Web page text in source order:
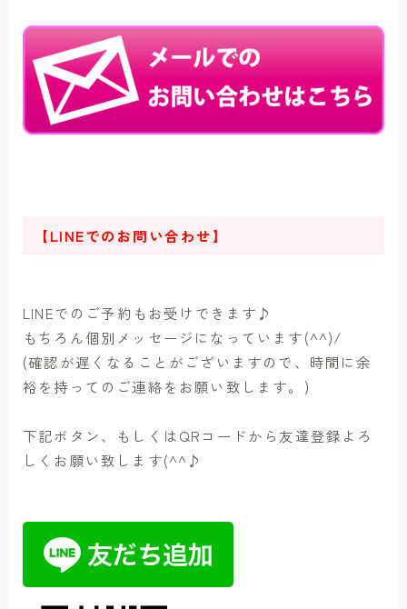
【LINEでのお問い合わせ】
LINEでのご予約もお受けできます♪
もちろん個別メッセージになっています(^^)/
(確認が遅くなることがございますので、時間に余
裕を持ってのご連絡をお願い致します。)
下記ボタン、もしくはQRコードから友達登録よろ
しくお願い致します(^^♪